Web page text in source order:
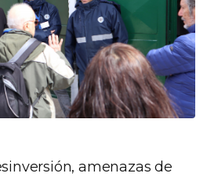
amenazas de